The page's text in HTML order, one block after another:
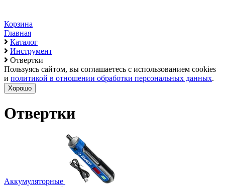
Корзина
Главная
Каталог
Инструмент
Отвертки
Пользуясь сайтом, вы соглашаетесь с использованием cookies
и политикой в отношении обработки персональных данных.
Хорошо
Отвертки
Аккумуляторные